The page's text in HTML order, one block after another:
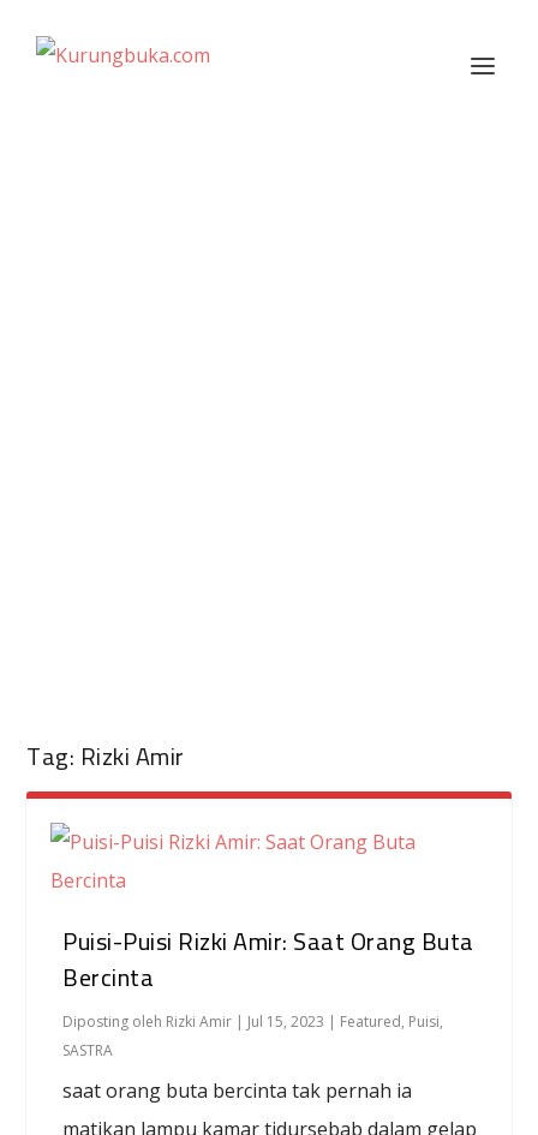
Tag: Rizki Amir
Puisi-Puisi Rizki Amir: Saat Orang Buta
Bercinta
Diposting oleh Rizki Amir | Jul 15, 2023 | Featured, Puisi,
SASTRA
saat orang buta bercinta tak pernah ia
matikan lampu kamar tidursebab dalam gelap